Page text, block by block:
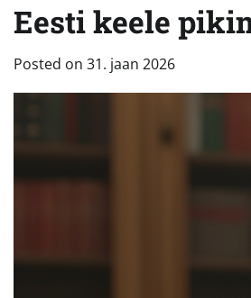
Eesti keele
Posted on 31. jaan 2026